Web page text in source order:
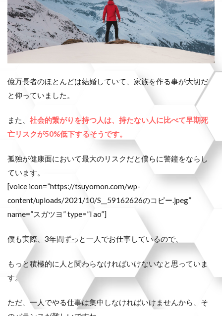
億万長者のほとんどは結婚していて、家族を作る事が大切だ
と仰っていました。
また、 社会的繋がりを持つ人は、持たない人に比べて早期死
亡リスクが50%低下するそうです。
孤独が健康面において最大のリスクだと僕らに警鐘をならし
ています。
[voice icon=”https://tsuyomon.com/wp-
content/uploads/2021/10/S__59162626のコピー.jpeg”
name=”スガツヨ” type=”l ao”]
僕も実際、3年間ずっと一人でお仕事しているので、
もっと積極的に人と関わらなければいけないなと思っていま
す。
ただ、一人でやる仕事は集中しなければいけませんから、そ